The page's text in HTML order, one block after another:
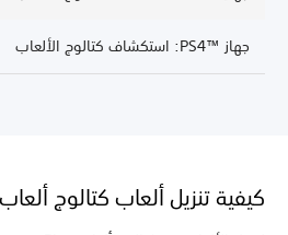
جهاز PS4™‎: استكشاف كتالوج الألعاب
كيفية تنزيل ألعاب كتالوج ألعاب PlayStation Plus